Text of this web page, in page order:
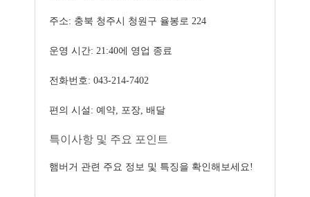
주소: 충북 청주시 청원구 율봉로 224
운영 시간: 21:40에 영업 종료
전화번호: 043-214-7402
편의 시설: 예약, 포장, 배달
특이사항 및 주요 포인트
햄버거 관련 주요 정보 및 특징을 확인해보세요!